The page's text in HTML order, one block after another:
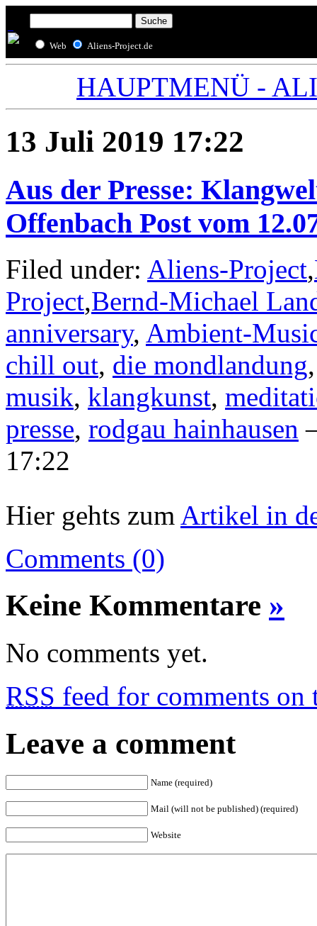
Web Aliens-Project.de
HAUPTMENÜ -
13 Juli 2019 17:22
Aus der Presse:
Offenbach Post vom
Filed under: Aliens-Project,
Project,Bernd-Michael
anniversary, Ambient-
chill out, die mondlandung
musik, klangkunst,
presse, rodgau hainhausen
17:22
Hier gehts zum Artikel in
Comments (0)
Keine Kommentare »
No comments yet.
RSS feed for comments on
Leave a comment
Name (required)
Mail (will not be published) (required)
Website